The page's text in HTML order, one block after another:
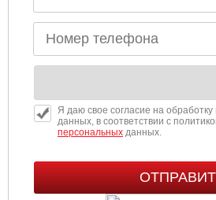
Я даю свое согласие на
данных, в соответствии с
персональныхданных.